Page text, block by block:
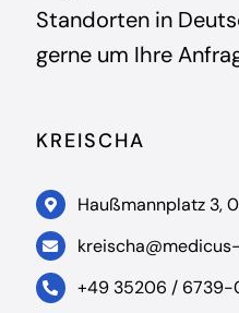
Standorten in
gerne um Ihre
KREISCHA
Haußmannplatz 3,
+49 35206 / 6739-